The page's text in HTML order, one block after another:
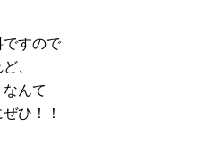
ですので
、
んて
ひ！！